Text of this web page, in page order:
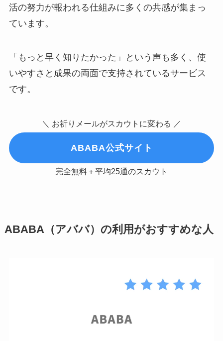
活の努力が報われる仕組みに多くの共感が集まっ
ています。
「もっと早く知りたかった」という声も多く、使
いやすさと成果の両面で支持されているサービス
です。
＼ お祈りメールがスカウトに変わる ／
ABABA公式サイト
完全無料＋平均25通のスカウト
ABABA（アババ）の利用がおすすめな人